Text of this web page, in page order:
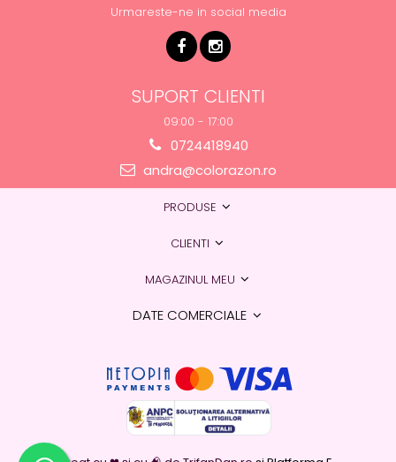
Urmareste-ne in social media
SUPORT CLIENTI
09:00 - 17:00
0724418940
andra@colorazon.ro
PRODUSE
CLIENTI
MAGAZINUL MEU
DATE COMERCIALE